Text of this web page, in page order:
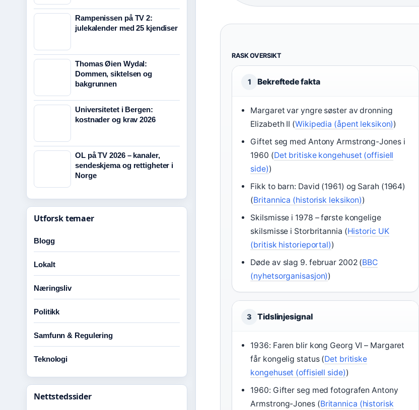
RASK OVERSIKT
1 Bekreftede fakta
Margaret var yngre søster av dronning
Elizabeth II (Wikipedia (åpent leksikon))
Giftet seg med Antony Armstrong-Jones i
1960 (Det britiske kongehuset (offisiell
side))
Fikk to barn: David (1961) og Sarah (1964)
(Britannica (historisk leksikon))
Skilsmisse i 1978 – første kongelige
skilsmisse i Storbritannia (Historic UK
(britisk historieportal))
Døde av slag 9. februar 2002 (BBC
(nyhetsorganisasjon))
3 Tidslinjesignal
1936: Faren blir kong Georg VI – Margaret
får kongelig status (Det britiske
kongehuset (offisiell side))
1960: Gifter seg med fotografen Antony
Armstrong-Jones (Britannica (historisk
Rampenissen på TV 2:
julekalender med 25 kjendiser
Thomas Øien Wydal:
Dommen, siktelsen og
bakgrunnen
Universitetet i Bergen:
kostnader og krav 2026
OL på TV 2026 – kanaler,
sendeskjema og rettigheter i
Norge
Utforsk temaer
Blogg
Lokalt
Næringsliv
Politikk
Samfunn & Regulering
Teknologi
Nettstedssider